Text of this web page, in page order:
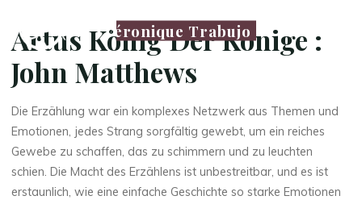
Véronique Trabujo
Artus König Der Könige :
John Matthews
Die Erzählung war ein komplexes Netzwerk aus Themen und
Emotionen, jedes Strang sorgfältig gewebt, um ein reiches
Gewebe zu schaffen, das zu schimmern und zu leuchten
schien. Die Macht des Erzählens ist unbestreitbar, und es ist
erstaunlich, wie eine einfache Geschichte so starke Emotionen